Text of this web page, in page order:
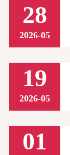
28
2026-05
19
2026-05
01